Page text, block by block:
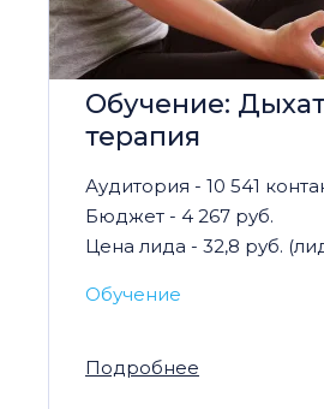
Обучение:
терапия
Аудитория - 10 541
Бюджет - 4 267 руб.
Цена лида - 32,8 руб.
Обучение
Подробнее